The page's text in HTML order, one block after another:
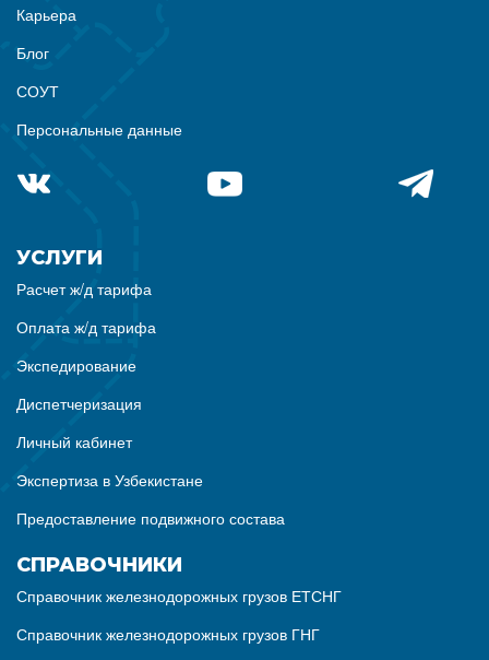
Карьера
Блог
СОУТ
Персональные данные
УСЛУГИ
Расчет ж/д тарифа
Оплата ж/д тарифа
Экспедирование
Диспетчеризация
Личный кабинет
Экспертиза в Узбекистане
Предоставление подвижного состава
СПРАВОЧНИКИ
Справочник железнодорожных грузов ЕТСНГ
Справочник железнодорожных грузов ГНГ